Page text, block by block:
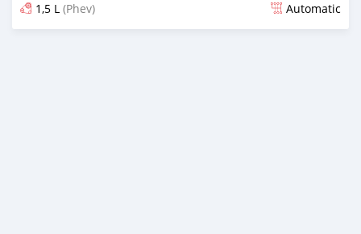
1,5 L (Phev) Automatic